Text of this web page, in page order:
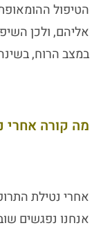
הטיפול
אליהם, ולכן
במצב הרוח,
מה קורה אחרי
אחרי נטילת
אנחנו נפגשים